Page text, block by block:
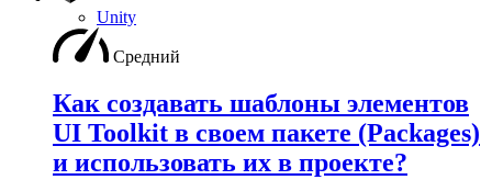
Unity
Средний
Как создавать шаблоны элементов
UI Toolkit в своем пакете (Packages)
и использовать их в проекте?